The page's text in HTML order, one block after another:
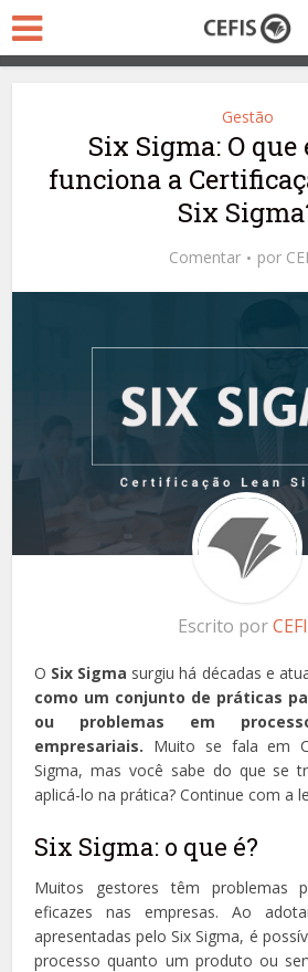
Gestão
Six Sigma: O que
funciona a
Six
Comentar por
Escrito por
O Six Sigma surgiu há décadas e
como um conjunto de práticas
ou problemas em
empresariais. Muito se fala em
Sigma, mas você sabe do que se
aplicá-lo na prática? Continue com a
Six Sigma: o que é?
Muitos gestores têm problemas
eficazes nas empresas. Ao
apresentadas pelo Six Sigma, é
processo quanto um produto ou